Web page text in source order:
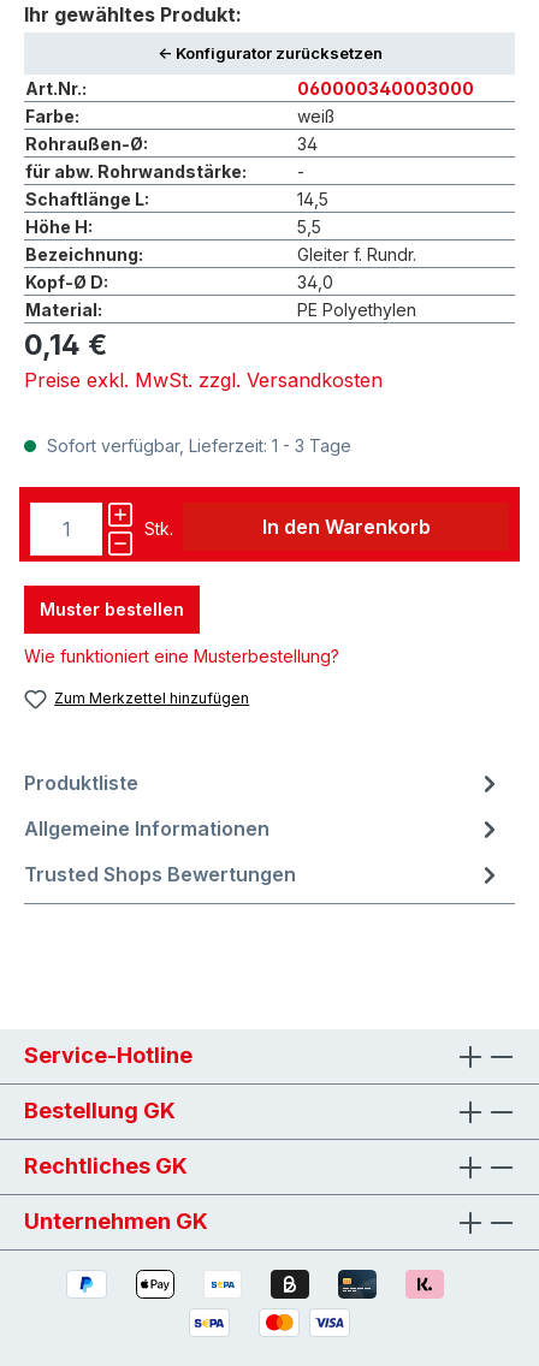
Ihr gewähltes Produkt:
<- Konfigurator zurücksetzen
Art.Nr.:
060000340003000
Farbe:
weiß
Rohraußen-Ø:
34
für abw. Rohrwandstärke:
-
Schaftlänge L:
14,5
Höhe H:
5,5
Bezeichnung:
Gleiter f. Rundr.
Kopf-Ø D:
34,0
Material:
PE Polyethylen
0,14 €
Preise exkl. MwSt. zzgl. Versandkosten
Sofort verfügbar, Lieferzeit: 1 - 3 Tage
Stk. In den Warenkorb
Muster bestellen
Wie funktioniert eine Musterbestellung?
Zum Merkzettel hinzufügen
Produktliste
Allgemeine Informationen
Trusted Shops Bewertungen
Service-Hotline
Bestellung GK
Rechtliches GK
Unternehmen GK